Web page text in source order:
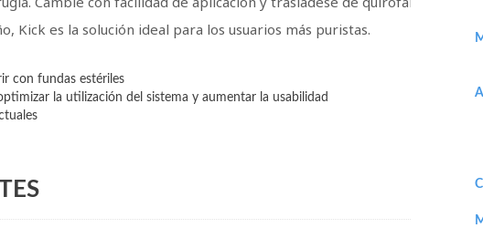
Kick es la solución ideal para los usuarios más puristas.
con fundas estériles
la utilización del sistema y aumentar la usabilidad